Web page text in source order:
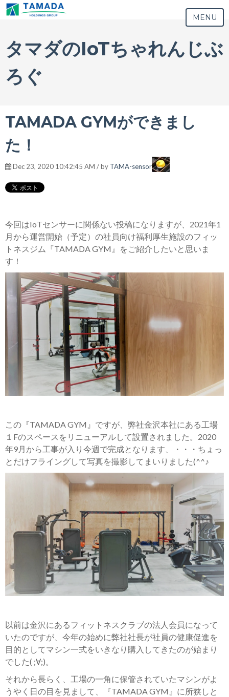
MENU
タマダのIoTちゃれんじぶ
ろぐ
TAMADA GYMができまし
た！
Dec 23, 2020 10:42:45 AM / by TAMA-sensor
今回はIoTセンサーに関係ない投稿になりますが、2021年1
月から運営開始（予定）の社員向け福利厚生施設のフィッ
トネスジム『TAMADA GYM』をご紹介したいと思いま
す！
この『TAMADA GYM』ですが、弊社金沢本社にある工場
１Fのスペースをリニューアルして設置されました。2020
年9月から工事が入り今週で完成となります、・・・ちょっ
とだけフライングして写真を撮影してまいりました(^^♪
以前は金沢にあるフィットネスクラブの法人会員になって
いたのですが、今年の始めに弊社社長が社員の健康促進を
目的としてマシン一式をいきなり購入してきたのが始まり
でした( ;∀;)。
それから長らく、工場の一角に保管されていたマシンがよ
うやく日の目を見まして、『TAMADA GYM』に所狭しと